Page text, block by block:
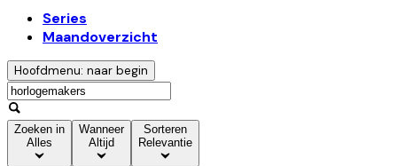
Series
Maandoverzicht
Hoofdmenu: naar begin
Zoeken in
Alles
Wanneer
Altijd
Sorteren
Relevantie